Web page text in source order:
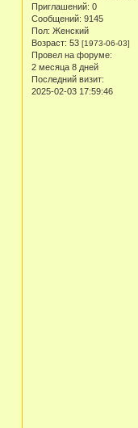
Приглашений: 0
Сообщений: 9145
Пол: Женский
Возраст: 53 [1973-06-03]
Провел на форуме:
2 месяца 8 дней
Последний визит:
2025-02-03 17:59:46